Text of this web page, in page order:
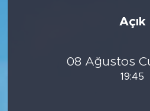
Açık
08 Ağustos
19:45